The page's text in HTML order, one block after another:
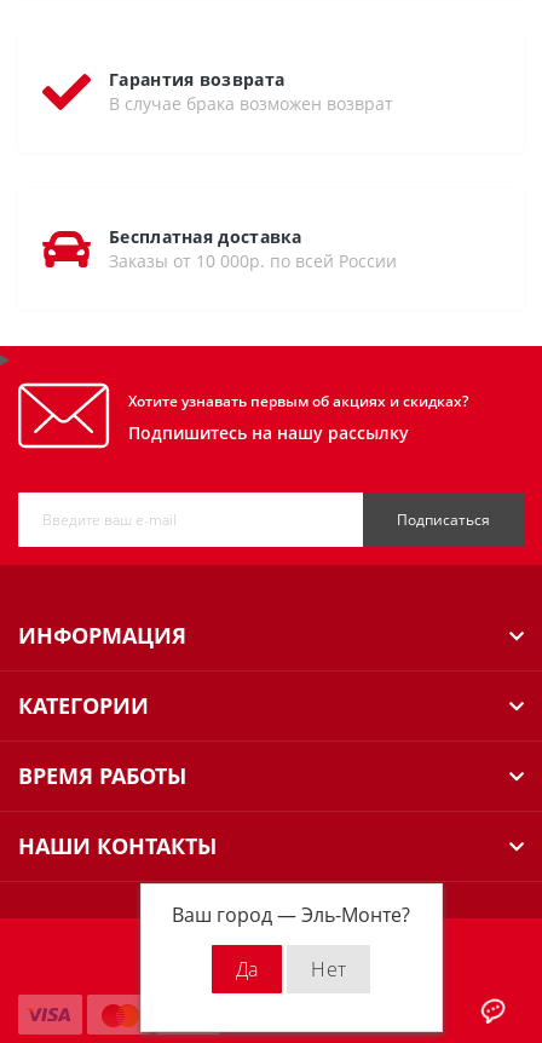
Ваш город —Эль-Монте?
Гарантия возврата
В случае брака возможен возврат
Бесплатная доставка
Заказы от 10 000р. по всей России
Хотите узнавать первым об акциях и скидках?
Подпишитесь на нашу рассылку
Подписаться
ИНФОРМАЦИЯ
КАТЕГОРИИ
ВРЕМЯ РАБОТЫ
НАШИ КОНТАКТЫ
Milwaukee Russia © 2026